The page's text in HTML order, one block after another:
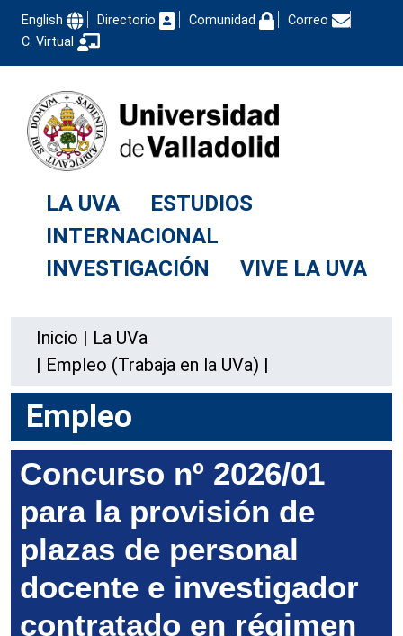
English Directorio Comunidad
Correo
C. Virtual
LA UVA
ESTUDIOS
INTERNACIONAL
INVESTIGACIÓN
VIVE LA UVA
Inicio | La UVa
| Empleo (Trabaja en la UVa) |
Empleo
Concurso nº 2026/01
para la provisión de
plazas de personal
docente e investigador
contratado en régimen